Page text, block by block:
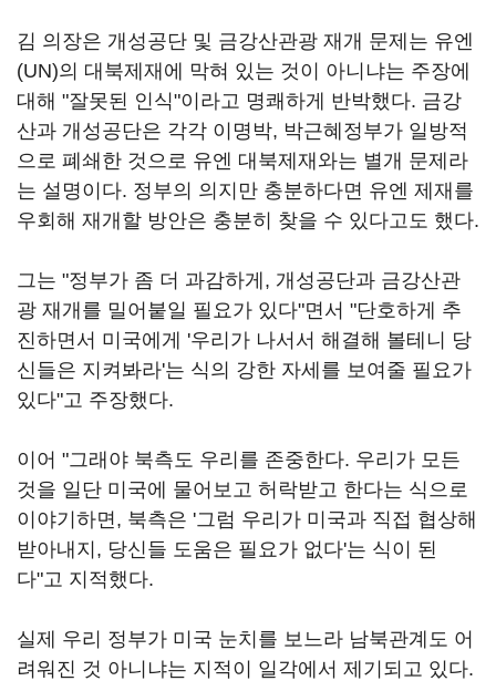
김 의장은 개성공단 및 금강산관광 재개 문제는 유엔
(UN)의 대북제재에 막혀 있는 것이 아니냐는 주장에
대해 "잘못된 인식"이라고 명쾌하게 반박했다. 금강
산과 개성공단은 각각 이명박, 박근혜정부가 일방적
으로 폐쇄한 것으로 유엔 대북제재와는 별개 문제라
는 설명이다. 정부의 의지만 충분하다면 유엔 제재를
우회해 재개할 방안은 충분히 찾을 수 있다고도 했다.
그는 "정부가 좀 더 과감하게, 개성공단과 금강산관
광 재개를 밀어붙일 필요가 있다"면서 "단호하게 추
진하면서 미국에게 '우리가 나서서 해결해 볼테니 당
신들은 지켜봐라'는 식의 강한 자세를 보여줄 필요가
있다"고 주장했다.
이어 "그래야 북측도 우리를 존중한다. 우리가 모든
것을 일단 미국에 물어보고 허락받고 한다는 식으로
이야기하면, 북측은 '그럼 우리가 미국과 직접 협상해
받아내지, 당신들 도움은 필요가 없다'는 식이 된
다"고 지적했다.
실제 우리 정부가 미국 눈치를 보느라 남북관계도 어
려워진 것 아니냐는 지적이 일각에서 제기되고 있다.